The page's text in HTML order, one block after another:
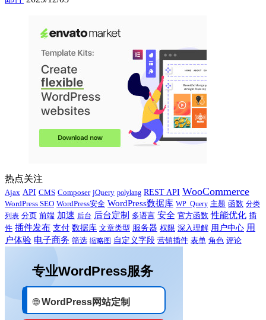
热点关注
Ajax API CMS Composer jQuery polylang REST API WooCommerce
WordPress SEO WordPress安全 WordPress数据库 WP_Query 主题 函数 分类
列表 分页 前端 加速 后台 后台定制 多语言 安全 官方函数 性能优化 插
件 插件发布 支付 数据库 文章类型 服务器 权限 深入理解 用户中心 用
户体验 电子商务 筛选 缩略图 自定义字段 营销插件 表单 角色 评论